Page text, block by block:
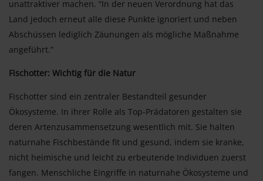
unattraktiver machen. “In der neuen Verordnung hat das
Land jedoch erneut alle diese Punkte ignoriert und neben
Abschüssen lediglich Zäunungen als mögliche Maßnahme
angeführt.”
Fischotter: Wichtig für die Natur
Fischotter sind ein zentraler Bestandteil gesunder
Ökosysteme. In ihrer Rolle als Top-Prädatoren gestalten sie
deren Artenzusammensetzung wesentlich mit. Sie halten
naturnahe Fischbestände fit und gesund, indem sie kranke,
nicht heimische und leicht zu erbeutende Individuen zuerst
fangen. Menschliche Eingriffe in naturnahe Ökosysteme und